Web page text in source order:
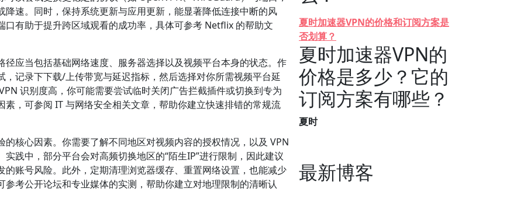
速。同时，保持系统更新与应用更新，能显著降低连接中断的风
有助于提升跨区域观看的成功率，具体可参考 Netflix 的帮助文
应当包括基础网络速度、服务器选择以及视频平台本身的状态。作
记录下下载/上传带宽与延迟指标，然后选择对你所需视频平台延
识别度高，你可能需要尝试临时关闭广告拦截插件或切换到专为
，可参阅 IT 与网络安全相关文章，帮助你建立快速排错的常规流
核心因素。你需要了解不同地区对视频内容的授权情况，以及 VPN
践中，部分平台会对高频切换地区的“陌生IP”进行限制，因此建议
账号风险。此外，定期清理浏览器缓存、重置网络设置，也能减少
考公开论坛和专业媒体的实测，帮助你建立对地理限制的清晰认
夏时加速器VPN的价格和订阅方案是
否划算？
夏时加速器VPN的
价格是多少？它的
订阅方案有哪些？
夏时
最新博客